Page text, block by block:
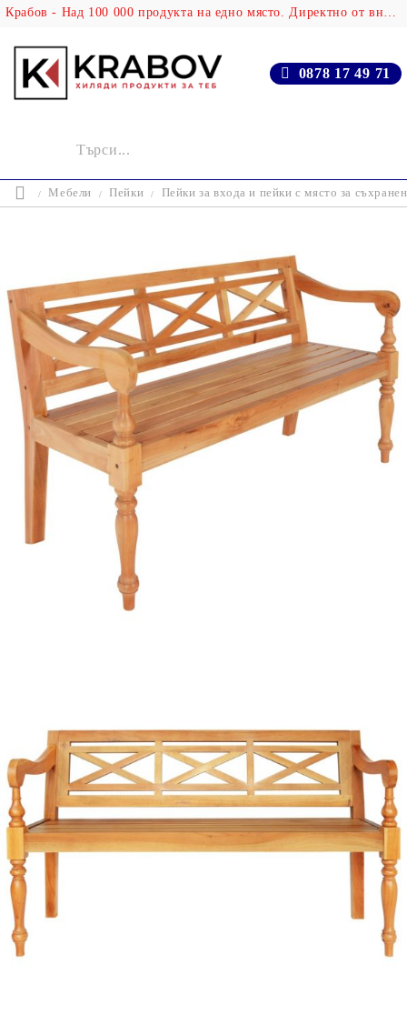
Крабов - Над 100 000 продукта на едно място. Директно от вносителя!
0878 17 49 71
Мебели Пейки Пейки за входа и пейки с място за